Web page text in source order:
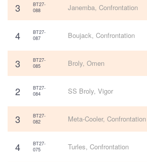
3
BT27-
088
Janemba, Confrontation
4
BT27-
087
Boujack, Confrontation
3
BT27-
085
Broly, Omen
2
BT27-
084
SS Broly, Vigor
3
BT27-
082
Meta-Cooler, Confrontation
4
BT27-
075
Turles, Confrontation